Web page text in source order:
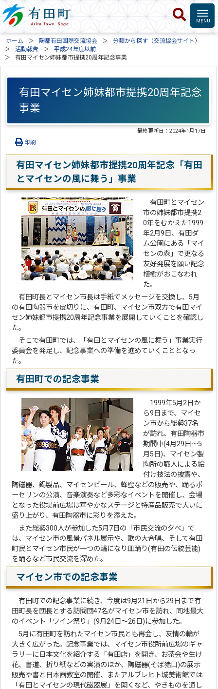
ホーム 陶都有田国際交流協会
分類から探す（交流協会サイト）
活動報告
平成24年度以前
有田マイセン姉妹都市提携20周年記念事業
有田マイセン姉妹都市提携20周年記念
事業
最終更新日：2024年1月17日
印刷
有田マイセン姉妹都市提携20周年記念「有田
とマイセンの風に舞う」事業
有田町とマイセン
市の姉妹都市提携2
0年をむかえた1999
年2月9日、有田ダ
ム公園にある「マイ
センの森」で更なる
友好発展を願い記念
植樹がおこなわれ
た。
有田町長とマイセン市長は手紙でメッセージを交換し、5月
の有田陶器市を皮切りに、有田町、マイセン市双方で有田マイ
セン姉妹都市提携20周年記念事業を展開していくことを確認し
た。
そこで有田町では、「有田とマイセンの風に舞う」事業実行
委員会を発足し、記念事業への準備を進めていくこととなっ
た。
有田町での記念事業
1999年5月2日か
ら9日まで、マイセ
ン市から総勢37名
が訪れ、有田陶器市
期間中(4月29日〜5
月5日)、マイセン製
陶所の職人による絵
付け技法の披露や、
陶磁器、錫製品、マイセンビール、蜂蜜などの販売や、踊るポ
ーセリンの公演、音楽演奏など多彩なイベントを開催し、会場
となった役場前広場は華やかなステージと特産品販売で大いに
盛り上がり、有田陶器市に彩りを添えた。
また総勢300人が参加した5月7日の「市民交流の夕べ」で
は、マイセン市の風景パネル展示や、歌の大合唱、そして有田
町民とマイセン市民が一つの輪になり皿踊り(有田の伝統芸能)
を踊るなど市民交流を深めた。
マイセン市での記念事業
有田町での記念事業に続き、今度は9月21日から29日まで有
田町長を団長とする訪問団47名がマイセン市を訪れ、同地最大
のイベント「ワイン祭り」(9月24日〜26日)に参加した。
5月に有田町を訪れたマイセン市民とも再会し、友情の輪が
大きく広がった。記念事業では、マイセン市役所前広場のギャ
ラリーに日本文化を紹介する「有田店」を開き、お茶会や生け
花、書道、折り紙などの実演のほか、陶磁器(そば猪口)の展示
販売や書と日本画教室の開催、またアルブレヒト城美術館では
「有田とマイセンの現代磁器展」を開くなど、やきものを通し